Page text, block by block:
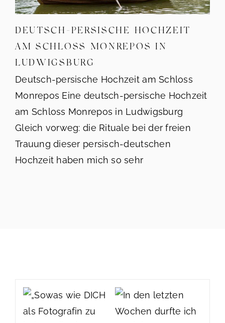
DEUTSCH-PERSISCHE HOCHZEIT
AM SCHLOSS MONREPOS IN
LUDWIGSBURG
Deutsch-persische Hochzeit am Schloss
Monrepos Eine deutsch-persische Hochzeit
am Schloss Monrepos in Ludwigsburg
Gleich vorweg: die Rituale bei der freien
Trauung dieser persisch-deutschen
Hochzeit haben mich so sehr